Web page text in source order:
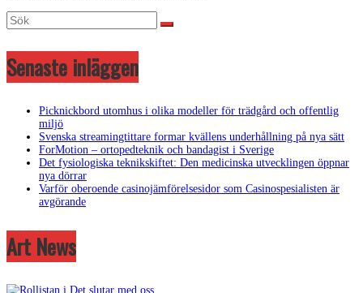
Senaste inläggen
Picknickbord utomhus i olika modeller för trädgård och offentlig
miljö
Svenska streamingtittare formar kvällens underhållning på nya sätt
ForMotion – ortopedteknik och bandagist i Sverige
Det fysiologiska teknikskiftet: Den medicinska utvecklingen öppnar
nya dörrar
Varför oberoende casinojämförelsesidor som Casinospesialisten är
avgörande
Art News